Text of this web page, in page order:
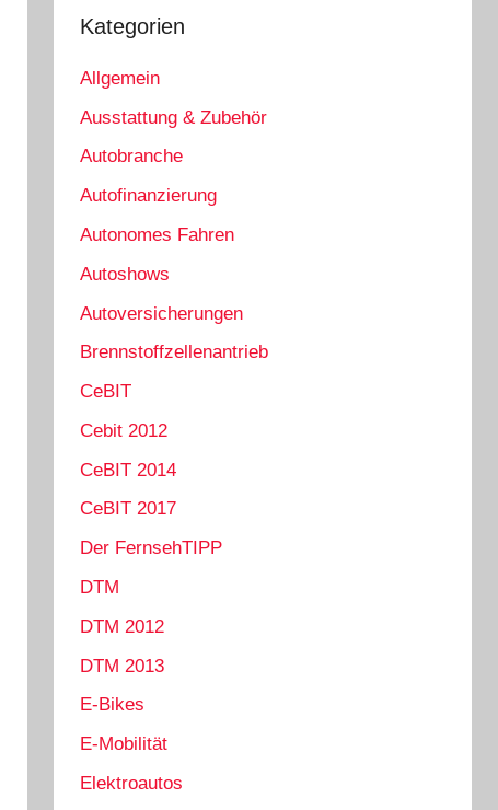
Kategorien
Allgemein
Ausstattung & Zubehör
Autobranche
Autofinanzierung
Autonomes Fahren
Autoshows
Autoversicherungen
Brennstoffzellenantrieb
CeBIT
Cebit 2012
CeBIT 2014
CeBIT 2017
Der FernsehTIPP
DTM
DTM 2012
DTM 2013
E-Bikes
E-Mobilität
Elektroautos